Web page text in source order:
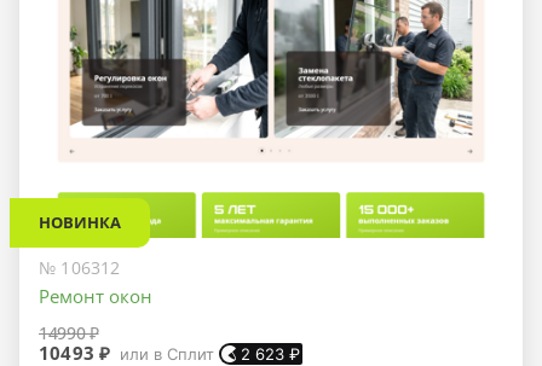
НОВИНКА
№ 106312
Ремонт окон
14990 ₽
10493 ₽ или в Сплит 2 623 ₽